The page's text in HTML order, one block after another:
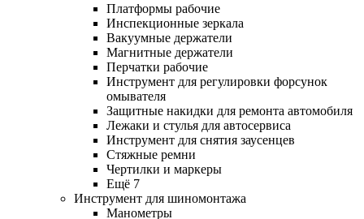
Платформы рабочие
Инспекционные зеркала
Вакуумные держатели
Магнитные держатели
Перчатки рабочие
Инструмент для регулировки форсунок
омывателя
Защитные накидки для ремонта автомобиля
Лежаки и стулья для автосервиса
Инструмент для снятия заусенцев
Стяжные ремни
Чертилки и маркеры
Ещё 7
Инструмент для шиномонтажа
Манометры